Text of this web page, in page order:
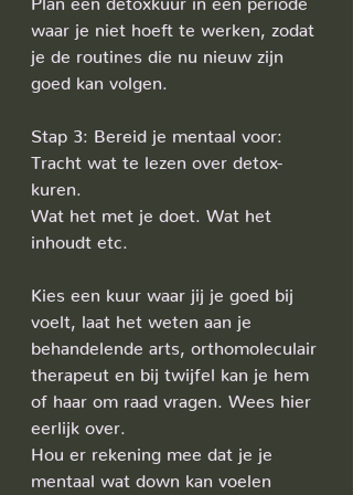
waar je niet hoeft te werken, zodat
je de routines die nu nieuw zijn
goed kan volgen.
Stap 3: Bereid je mentaal voor:
Tracht wat te lezen over detox-
kuren.
Wat het met je doet. Wat het
inhoudt etc.
Kies een kuur waar jij je goed bij
voelt, laat het weten aan je
behandelende arts, orthomoleculair
therapeut en bij twijfel kan je hem
of haar om raad vragen. Wees hier
eerlijk over.
Hou er rekening mee dat je je
mentaal wat down kan voelen